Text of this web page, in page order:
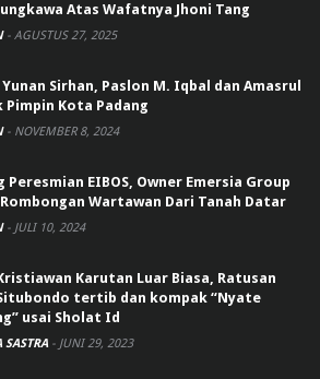
Atas Wafatnya Jhoni Tang
- AGUSTUS 27, 2025
Sirhan, Paslon M. Iqbal dan Amasrul
Pimpin Kota Padang
- NOVEMBER 8, 2024
Peresmian EIBOS, Owner Emersia Group
Rombongan Wartawan Dari Tanah Datar
- JULI 10, 2024
Karutan Luar Biasa, Ratusan
Situbondo tertib dan kompak “Nyate
usai Sholat Id
SASTRA - JUNI 29, 2023